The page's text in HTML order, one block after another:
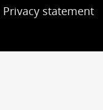
Privacy statement